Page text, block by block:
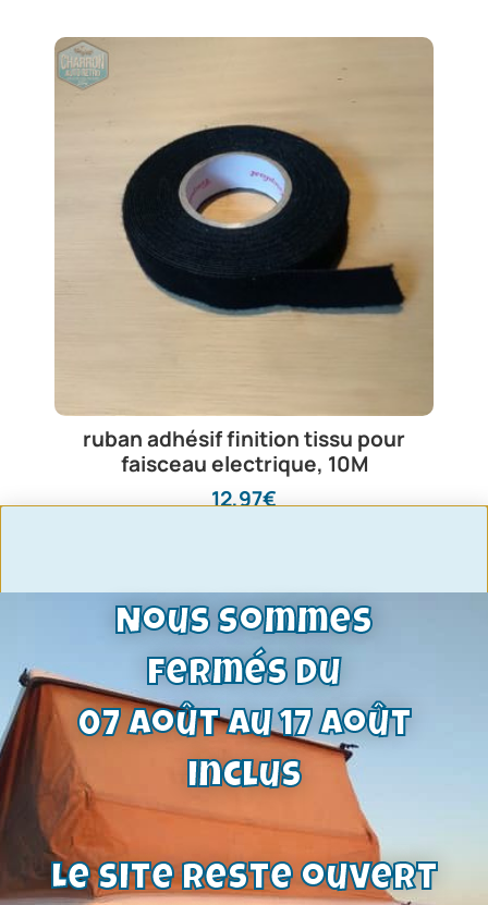
ruban adhésif finition tissu pour
faisceau electrique, 10M
12,97€
Nous sommes
fermés du
07 août au 17 août
inclus
Le site reste ouvert